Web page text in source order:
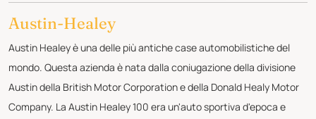
Austin-Healey
Austin Healey è una delle più antiche case automobilistiche del
mondo. Questa azienda è nata dalla coniugazione della divisione
Austin della British Motor Corporation e della Donald Healy Motor
Company. La Austin Healey 100 era un'auto sportiva d'epoca e